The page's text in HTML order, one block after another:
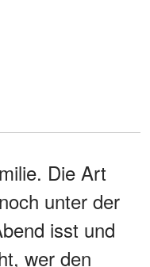
Die Art
unter der
isst und
wer den